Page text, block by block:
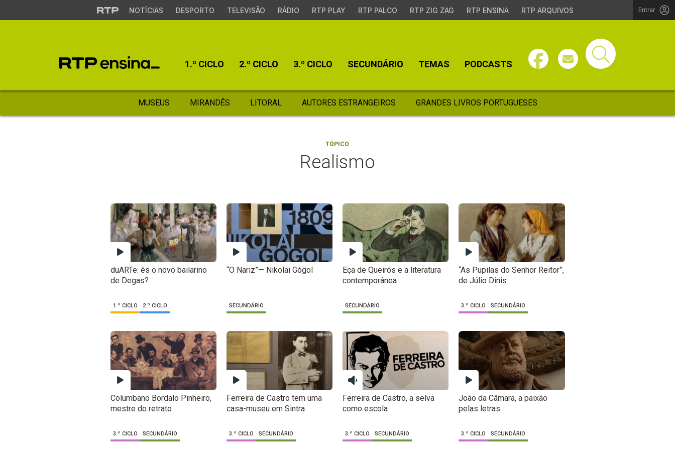
NOTÍCIAS DESPORTO TELEVISÃO RÁDIO RTP PLAY RTP PALCO RTP ZIG ZAG RTP ENSINA RTP ARQUIVOS Entrar
1.º CICLO 2.º CICLO 3.º CICLO SECUNDÁRIO TEMAS PODCASTS
MUSEUS MIRANDÊS LITORAL AUTORES ESTRANGEIROS GRANDES LIVROS PORTUGUESES
TÓPICO
Realismo
duARTe: és o novo bailarino
de Degas?
1.º CICLO 2.º CICLO
“O Nariz”— Nikolai Gógol
SECUNDÁRIO
Eça de Queirós e a literatura
contemporânea
SECUNDÁRIO
“As Pupilas do Senhor Reitor”,
de Júlio Dinis
3.º CICLO SECUNDÁRIO
Columbano Bordalo Pinheiro,
mestre do retrato
3.º CICLO SECUNDÁRIO
Ferreira de Castro tem uma
casa-museu em Sintra
3.º CICLO SECUNDÁRIO
Ferreira de Castro, a selva
como escola
3.º CICLO SECUNDÁRIO
João da Câmara, a paixão
pelas letras
3.º CICLO SECUNDÁRIO